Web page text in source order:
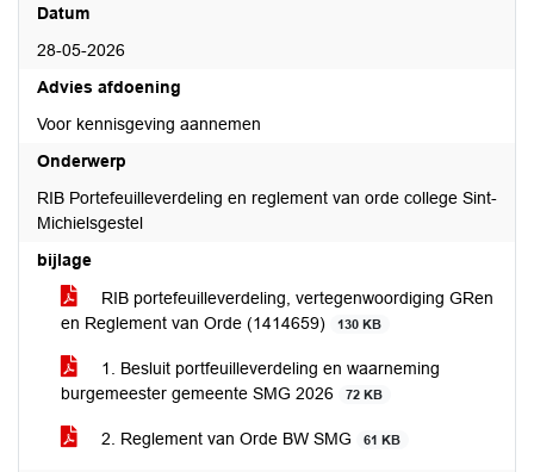
Datum
28-05-2026
Advies afdoening
Voor kennisgeving aannemen
Onderwerp
RIB Portefeuilleverdeling en reglement van orde college Sint-
Michielsgestel
bijlage
RIB portefeuilleverdeling, vertegenwoordiging GRen
en Reglement van Orde (1414659)
130 KB
1. Besluit portfeuilleverdeling en waarneming
burgemeester gemeente SMG 2026
72 KB
2. Reglement van Orde BW SMG 61 KB